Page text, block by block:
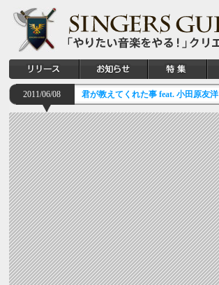
2011/06/08 君が教えてくれた事 feat. 小田原友洋